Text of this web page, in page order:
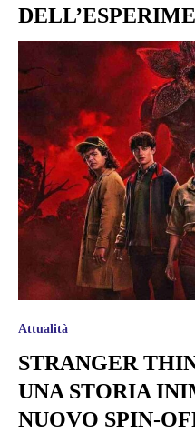
Attualità
STRANGER
UNA STORIA
NUOVO SPIN-